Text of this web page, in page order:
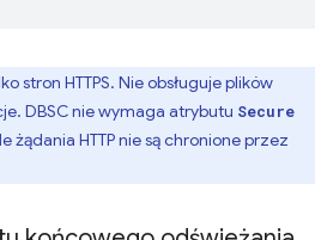
stron HTTPS. Nie obsługuje plików
DBSC nie wymaga atrybutu Secure
żądania HTTP nie są chronione przez